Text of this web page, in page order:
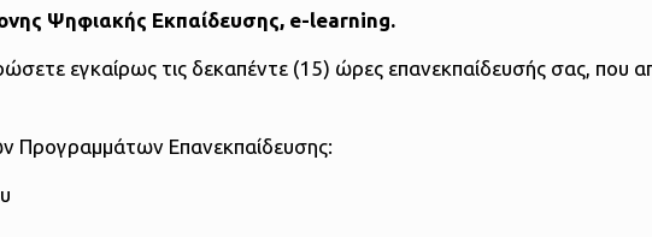
Ψηφιακής Εκπαίδευσης, e-learning.
εγκαίρως τις δεκαπέντε (15) ώρες επανεκπαίδευσής σας, που
Προγραμμάτων Επανεκπαίδευσης: